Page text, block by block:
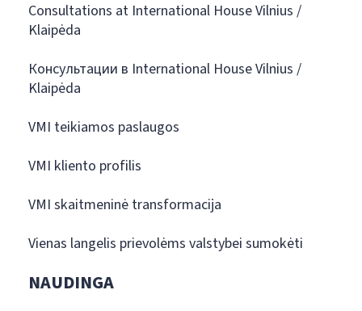
Consultations at International House Vilnius /
Klaipėda
Консультации в International House Vilnius /
Klaipėda
VMI teikiamos paslaugos
VMI kliento profilis
VMI skaitmeninė transformacija
Vienas langelis prievolėms valstybei sumokėti
NAUDINGA